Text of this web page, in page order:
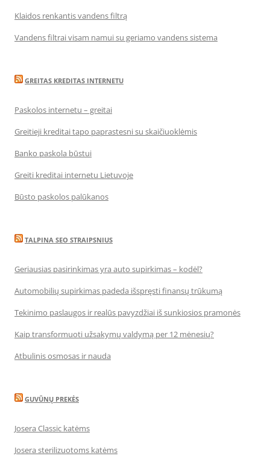
Klaidos renkantis vandens filtrą
Vandens filtrai visam namui su geriamo vandens sistema
GREITAS KREDITAS INTERNETU
Paskolos internetu – greitai
Greitieji kreditai tapo paprastesni su skaičiuoklėmis
Banko paskola būstui
Greiti kreditai internetu Lietuvoje
Būsto paskolos palūkanos
TALPINA SEO STRAIPSNIUS
Geriausias pasirinkimas yra auto supirkimas – kodėl?
Automobilių supirkimas padeda išspręsti finansų trūkumą
Tekinimo paslaugos ir realūs pavyzdžiai iš sunkiosios pramonės
Kaip transformuoti užsakymų valdymą per 12 mėnesių?
Atbulinis osmosas ir nauda
GUVŪNŲ PREKĖS
Josera Classic katėms
Josera sterilizuotoms katėms